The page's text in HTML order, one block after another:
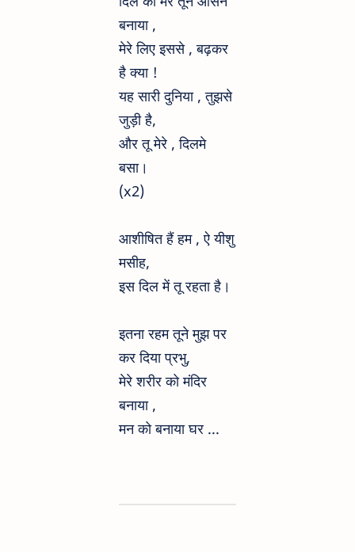
बनाया ,
मेरे लिए इससे , बढ़कर
है क्या !
यह सारी दुनिया , तुझसे
जुड़ी है,
और तू मेरे , दिलमे
बसा।
(x2)
आशीषित हैं हम , ऐ यीशु
मसीह,
इस दिल में तू रहता है।
इतना रहम तूने मुझ पर
कर दिया प्रभु,
मेरे शरीर को मंदिर
बनाया ,
मन को बनाया घर ...